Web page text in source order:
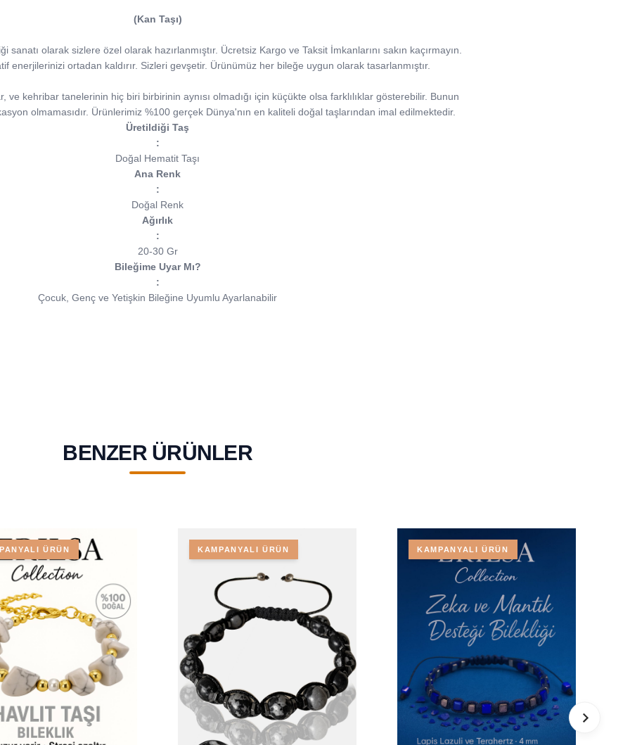
(Kan Taşı)
sanatı olarak sizlere özel olarak hazırlanmıştır. Ücretsiz Kargo ve Taksit İmkanlarını sakın kaçırmayın.
enerjilerinizi ortadan kaldırır. Sizleri gevşetir. Ürünümüz her bileğe uygun olarak tasarlanmıştır.
ve kehribar tanelerinin hiç biri birbirinin aynısı olmadığı için küçükte olsa farklılıklar gösterebilir. Bunun
olmamasıdır. Ürünlerimiz %100 gerçek Dünya'nın en kaliteli doğal taşlarından imal edilmektedir.
Üretildiği Taş
:
Doğal Hematit Taşı
Ana Renk
:
Doğal Renk
Ağırlık
:
20-30 Gr
Bileğime Uyar Mı?
:
Çocuk, Genç ve Yetişkin Bileğine Uyumlu Ayarlanabilir
BENZER ÜRÜNLER
ÜRÜN KAMPANYALI ÜRÜN KAMPANYALI ÜRÜN